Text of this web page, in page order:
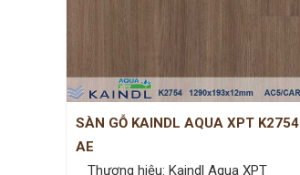
SÀN GỖ KAINDL AQUA XPT K2754
AE
Thương hiệu: Kaindl Aqua XPT